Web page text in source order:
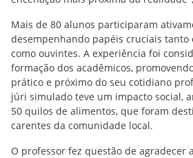
Mais de 80 alunos participaram
desempenhando papéis cruciais
como ouvintes. A experiência foi
formação dos acadêmicos,
prático e próximo do seu cotidiano
júri simulado teve um impacto social,
50 quilos de alimentos, que foram
carentes da comunidade local.
O professor fez questão de agradecer